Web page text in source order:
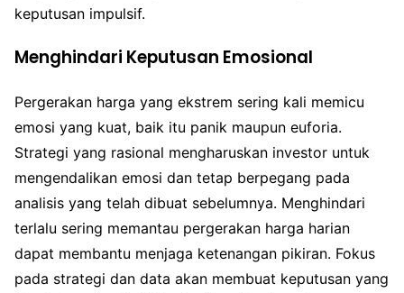
keputusan impulsif.
Menghindari Keputusan Emosional
Pergerakan harga yang ekstrem sering kali memicu
emosi yang kuat, baik itu panik maupun euforia.
Strategi yang rasional mengharuskan investor untuk
mengendalikan emosi dan tetap berpegang pada
analisis yang telah dibuat sebelumnya. Menghindari
terlalu sering memantau pergerakan harga harian
dapat membantu menjaga ketenangan pikiran. Fokus
pada strategi dan data akan membuat keputusan yang